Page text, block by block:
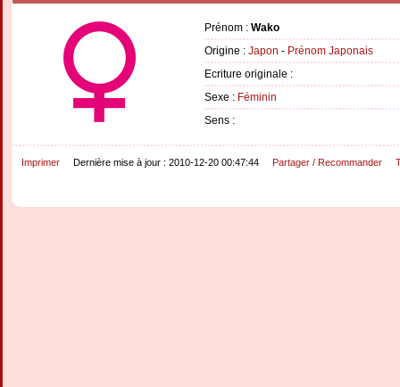
Prénom : Wako
Origine : Japon - Prénom Japonais
Ecriture originale :
Sexe : Féminin
Sens :
Imprimer Dernière mise à jour : 2010-12-20 00:47:44 Partager / Recommander